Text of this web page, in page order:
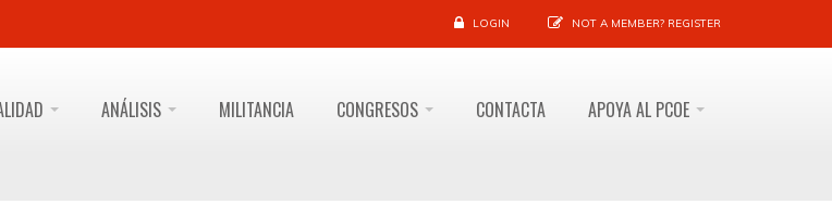
LOGIN NOT A MEMBER? REGISTER
ANÁLISIS MILITANCIA CONGRESOS CONTACTA APOYA AL PCOE